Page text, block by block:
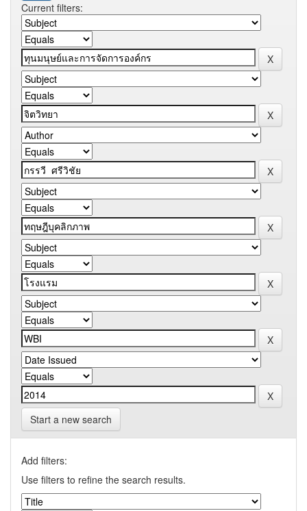
Current filters:
Start a new search
Add filters:
Use filters to refine the search results.